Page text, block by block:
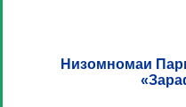
Низомномаи